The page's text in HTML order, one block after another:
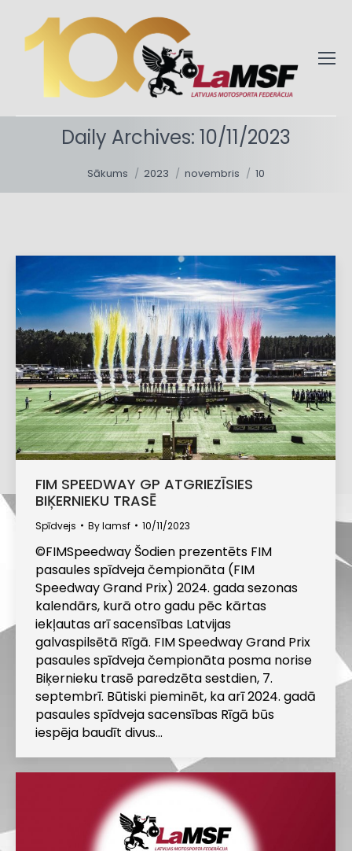
Daily Archives: 10/11/2023
Sākums 2023 novembris 10
FIM SPEEDWAY GP ATGRIEZĪSIES
BIĶERNIEKU TRASĒ
Spīdvejs Bylamsf 10/11/2023
©FIMSpeedway Šodien prezentēts FIM
pasaules spīdveja čempionāta (FIM
Speedway Grand Prix) 2024. gada sezonas
kalendārs, kurā otro gadu pēc kārtas
iekļautas arī sacensības Latvijas
galvaspilsētā Rīgā. FIM Speedway Grand Prix
pasaules spīdveja čempionāta posma norise
Biķernieku trasē paredzēta sestdien, 7.
septembrī. Būtiski pieminēt, ka arī 2024. gadā
pasaules spīdveja sacensības Rīgā būs
iespēja baudīt divus…